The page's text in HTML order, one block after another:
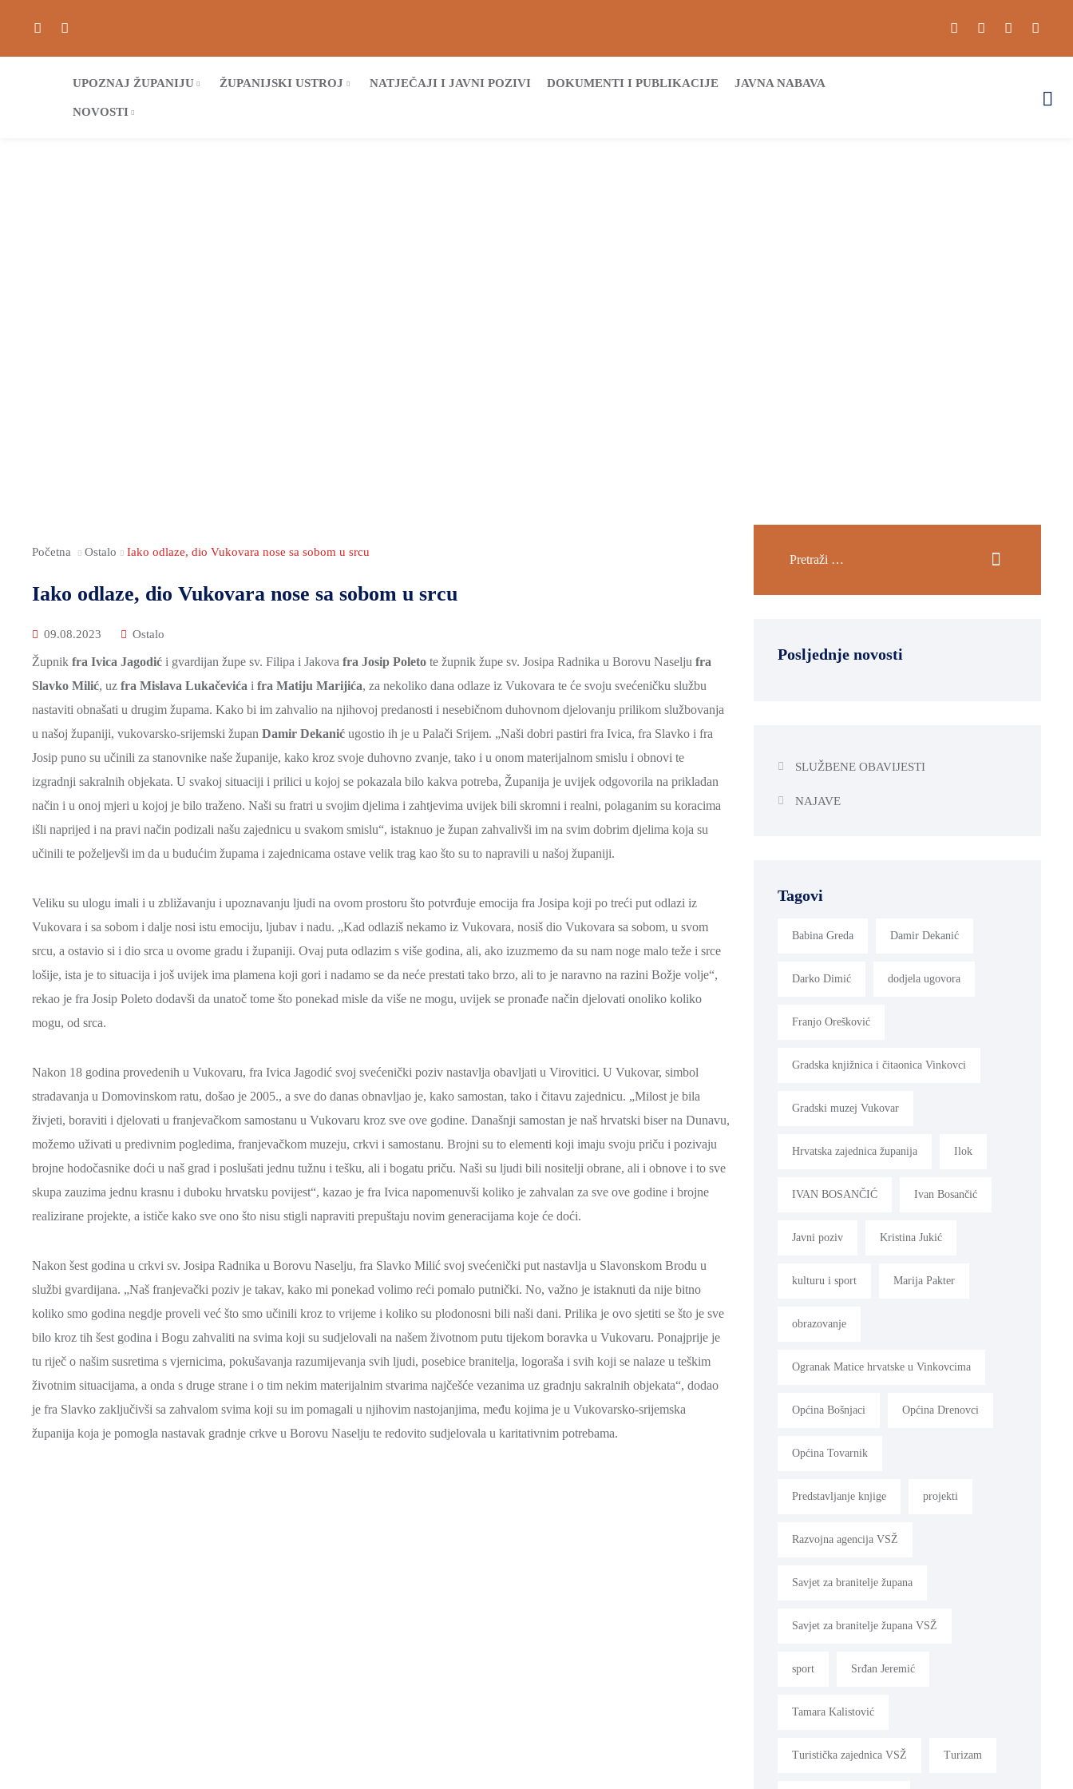
UPOZNAJ ŽUPANIJU ŽUPANIJSKI USTROJ NATJEČAJI I JAVNI POZIVI DOKUMENTI I PUBLIKACIJE JAVNA NABAVA
NOVOSTI
Početna Ostalo Iako odlaze, dio Vukovara nose sa sobom u srcu
Iako odlaze, dio Vukovara nose sa sobom u srcu
09.08.2023 Ostalo
Župnik fra Ivica Jagodić i gvardijan župe sv. Filipa i Jakova fra Josip Poleto te župnik župe sv. Josipa Radnika u Borovu Naselju fra
Slavko Milić, uz fra Mislava Lukačevića i fra Matiju Marijića, za nekoliko dana odlaze iz Vukovara te će svoju svećeničku službu
nastaviti obnašati u drugim župama. Kako bi im zahvalio na njihovoj predanosti i nesebičnom duhovnom djelovanju prilikom službovanja
u našoj županiji, vukovarsko-srijemski župan Damir Dekanić ugostio ih je u Palači Srijem. „Naši dobri pastiri fra Ivica, fra Slavko i fra
Josip puno su učinili za stanovnike naše županije, kako kroz svoje duhovno zvanje, tako i u onom materijalnom smislu i obnovi te
izgradnji sakralnih objekata. U svakoj situaciji i prilici u kojoj se pokazala bilo kakva potreba, Županija je uvijek odgovorila na prikladan
način i u onoj mjeri u kojoj je bilo traženo. Naši su fratri u svojim djelima i zahtjevima uvijek bili skromni i realni, polaganim su koracima
išli naprijed i na pravi način podizali našu zajednicu u svakom smislu“, istaknuo je župan zahvalivši im na svim dobrim djelima koja su
učinili te poželjevši im da u budućim župama i zajednicama ostave velik trag kao što su to napravili u našoj županiji.
Veliku su ulogu imali i u zbližavanju i upoznavanju ljudi na ovom prostoru što potvrđuje emocija fra Josipa koji po treći put odlazi iz
Vukovara i sa sobom i dalje nosi istu emociju, ljubav i nadu. „Kad odlaziš nekamo iz Vukovara, nosiš dio Vukovara sa sobom, u svom
srcu, a ostavio si i dio srca u ovome gradu i županiji. Ovaj puta odlazim s više godina, ali, ako izuzmemo da su nam noge malo teže i srce
lošije, ista je to situacija i još uvijek ima plamena koji gori i nadamo se da neće prestati tako brzo, ali to je naravno na razini Božje volje“,
rekao je fra Josip Poleto dodavši da unatoč tome što ponekad misle da više ne mogu, uvijek se pronađe način djelovati onoliko koliko
mogu, od srca.
Nakon 18 godina provedenih u Vukovaru, fra Ivica Jagodić svoj svećenički poziv nastavlja obavljati u Virovitici. U Vukovar, simbol
stradavanja u Domovinskom ratu, došao je 2005., a sve do danas obnavljao je, kako samostan, tako i čitavu zajednicu. „Milost je bila
živjeti, boraviti i djelovati u franjevačkom samostanu u Vukovaru kroz sve ove godine. Današnji samostan je naš hrvatski biser na Dunavu,
možemo uživati u predivnim pogledima, franjevačkom muzeju, crkvi i samostanu. Brojni su to elementi koji imaju svoju priču i pozivaju
brojne hodočasnike doći u naš grad i poslušati jednu tužnu i tešku, ali i bogatu priču. Naši su ljudi bili nositelji obrane, ali i obnove i to sve
skupa zauzima jednu krasnu i duboku hrvatsku povijest“, kazao je fra Ivica napomenuvši koliko je zahvalan za sve ove godine i brojne
realizirane projekte, a ističe kako sve ono što nisu stigli napraviti prepuštaju novim generacijama koje će doći.
Nakon šest godina u crkvi sv. Josipa Radnika u Borovu Naselju, fra Slavko Milić svoj svećenički put nastavlja u Slavonskom Brodu u
službi gvardijana. „Naš franjevački poziv je takav, kako mi ponekad volimo reći pomalo putnički. No, važno je istaknuti da nije bitno
koliko smo godina negdje proveli već što smo učinili kroz to vrijeme i koliko su plodonosni bili naši dani. Prilika je ovo sjetiti se što je sve
bilo kroz tih šest godina i Bogu zahvaliti na svima koji su sudjelovali na našem životnom putu tijekom boravka u Vukovaru. Ponajprije je
tu riječ o našim susretima s vjernicima, pokušavanja razumijevanja svih ljudi, posebice branitelja, logoraša i svih koji se nalaze u teškim
životnim situacijama, a onda s druge strane i o tim nekim materijalnim stvarima najčešće vezanima uz gradnju sakralnih objekata“, dodao
je fra Slavko zaključivši sa zahvalom svima koji su im pomagali u njihovim nastojanjima, među kojima je u Vukovarsko-srijemska
županija koja je pomogla nastavak gradnje crkve u Borovu Naselju te redovito sudjelovala u karitativnim potrebama.
Posljednje novosti
SLUŽBENE OBAVIJESTI
NAJAVE
Tagovi
Babina Greda Damir Dekanić
Darko Dimić dodjela ugovora
Franjo Orešković
Gradska knjižnica i čitaonica Vinkovci
Gradski muzej Vukovar
Hrvatska zajednica županija Ilok
IVAN BOSANČIĆ Ivan Bosančić
Javni poziv Kristina Jukić
kulturu i sport Marija Pakter
obrazovanje
Ogranak Matice hrvatske u Vinkovcima
Općina Bošnjaci Općina Drenovci
Općina Tovarnik
Predstavljanje knjige projekti
Razvojna agencija VSŽ
Savjet za branitelje župana
Savjet za branitelje župana VSŽ
sport Srđan Jeremić
Tamara Kalistović
Turistička zajednica VSŽ Turizam